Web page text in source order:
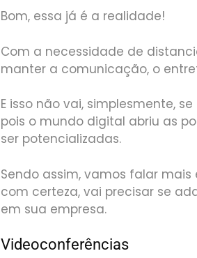
Bom, essa já é a realidade!
Com a necessidade de
manter a comunicação, o
E isso não vai, simplesmente,
pois o mundo digital abriu as
ser potencializadas.
Sendo assim, vamos falar
com certeza, vai precisar se
em sua empresa.
Videoconferências